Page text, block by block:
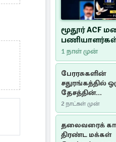
மூதூர் ACF
20
மறுக்கப்பட்ட
பேரவலம்
1 நாள் முன்
பேரரசுகளின்
சதுரங்கத்தில்
தேசத்தின்
தீர்க்கதரிசனம் :
சுதுமலை
ஒரு வரலாற்றுப்
2 நாட்கள் முன்
தலைவரைக்
திரண்ட மக்கள்